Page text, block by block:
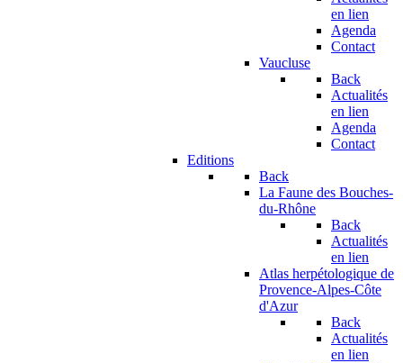
en lien
Agenda
Contact
Vaucluse
Back
Actualités
en lien
Agenda
Contact
Editions
Back
La Faune des Bouches-
du-Rhône
Back
Actualités
en lien
Atlas herpétologique de
Provence-Alpes-Côte
d'Azur
Back
Actualités
en lien